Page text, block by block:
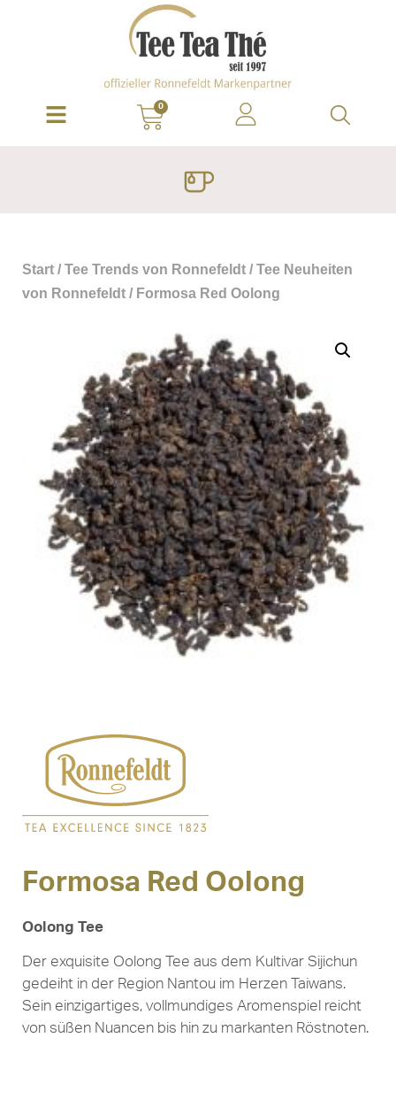
0
Start / Tee Trends von Ronnefeldt / Tee Neuheiten
von Ronnefeldt / Formosa Red Oolong
Formosa Red Oolong
Oolong Tee
Der exquisite Oolong Tee aus dem Kultivar Sijichun
gedeiht in der Region Nantou im Herzen Taiwans.
Sein einzigartiges, vollmundiges Aromenspiel reicht
von süßen Nuancen bis hin zu markanten Röstnoten.